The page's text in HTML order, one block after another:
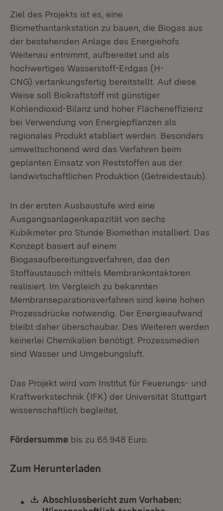
Ziel des Projekts ist es, eine
Biomethantankstation zu bauen, die Biogas aus
der bestehenden Anlage des Energiehofs
Weitenau entnimmt, aufbereitet und als
hochwertiges Wasserstoff-Erdgas (H-
CNG) vertankungsfertig bereitstellt. Auf diese
Weise soll Biokraftstoff mit günstiger
Kohlendioxid-Bilanz und hoher Flächeneffizienz
bei Verwendung von Energiepflanzen als
regionales Produkt etabliert werden. Besonders
umweltschonend wird das Verfahren beim
geplanten Einsatz von Reststoffen aus der
landwirtschaftlichen Produktion (Getreidestaub).
In der ersten Ausbaustufe wird eine
Ausgangsanlagenkapazität von sechs
Kubikmeter pro Stunde Biomethan installiert. Das
Konzept basiert auf einem
Biogasaufbereitungsverfahren, das den
Stoffaustausch mittels Membrankontaktoren
realisiert. Im Vergleich zu bekannten
Membranseparationsverfahren sind keine hohen
Prozessdrücke notwendig. Der Energieaufwand
bleibt daher überschaubar. Des Weiteren werden
keinerlei Chemikalien benötigt. Prozessmedien
sind Wasser und Umgebungsluft.
Das Projekt wird vom Institut für Feuerungs- und
Kraftwerkstechnik (IFK) der Universität Stuttgart
wissenschaftlich begleitet.
Fördersumme bis zu 65.948 Euro.
Zum Herunterladen
Download:
Abschlussbericht zum Vorhaben: